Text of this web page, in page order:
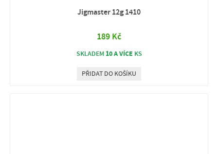
Jigmaster 12g 1410
189 Kč
SKLADEM 10 A VÍCE KS
PŘIDAT DO KOŠÍKU